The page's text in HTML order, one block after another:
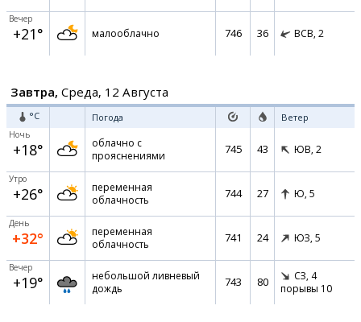
Вечер
+21° малооблачно 746 36 ВСВ, 2
Завтра, Среда, 12 Августа
°C Погода Ветер
Ночь
+18°
облачно с
прояснениями
745 43 ЮВ, 2
Утро
+26°
переменная
облачность
744 27 Ю, 5
День
+32°
переменная
облачность
741 24 ЮЗ, 5
Вечер
+19°
небольшой ливневый
дождь
743 80 СЗ, 4
порывы 10